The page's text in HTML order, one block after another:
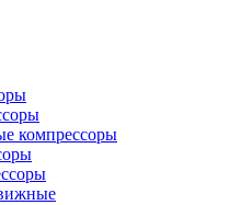
компрессоры